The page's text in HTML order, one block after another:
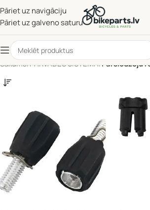
Pāriet uz navigāciju
Pāriet uz galveno saturu
Sākums/PĀRVADES SISTĒMA/Pārslēdzēju